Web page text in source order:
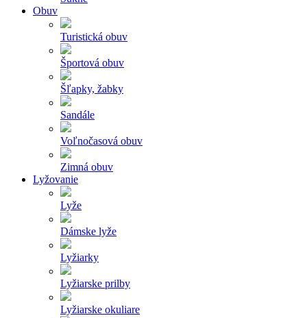
Obuv
Turistická obuv
Športová obuv
Šľapky, žabky
Sandále
Voľnočasová obuv
Zimná obuv
Lyžovanie
Lyže
Dámske lyže
Lyžiarky
Lyžiarske prilby
Lyžiarske okuliare